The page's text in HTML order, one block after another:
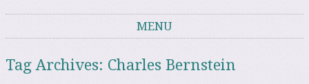
MENU
Tag Archives: Charles Bernstein